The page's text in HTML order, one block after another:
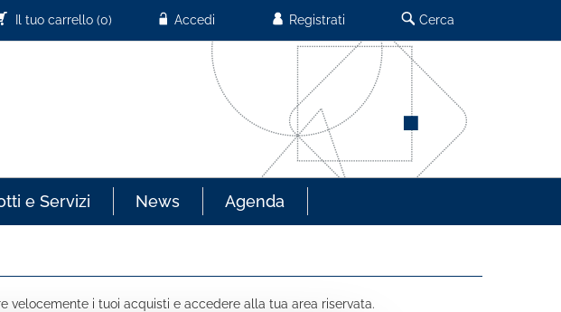
Cerca
Registrati
Accedi
Il tuo carrello (0)
e Servizi News Agenda
i tuoi acquisti e accedere alla tua area riservata.